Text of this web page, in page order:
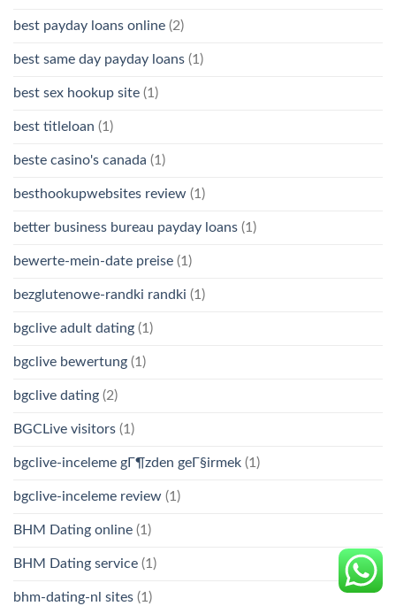
best payday loans online (2)
best same day payday loans (1)
best sex hookup site (1)
best titleloan (1)
beste casino's canada (1)
besthookupwebsites review (1)
better business bureau payday loans (1)
bewerte-mein-date preise (1)
bezglutenowe-randki randki (1)
bgclive adult dating (1)
bgclive bewertung (1)
bgclive dating (2)
BGCLive visitors (1)
bgclive-inceleme gГ¶zden geГ§irmek (1)
bgclive-inceleme review (1)
BHM Dating online (1)
BHM Dating service (1)
bhm-dating-nl sites (1)